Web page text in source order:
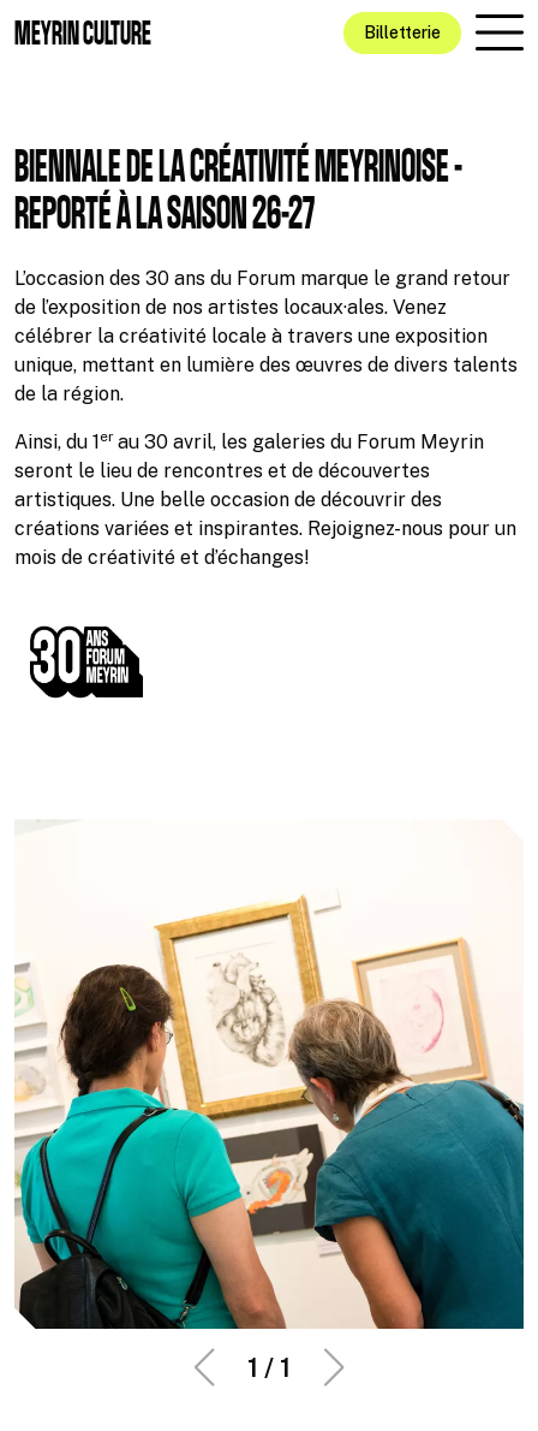
MEYRIN CULTURE Billetterie
BIENNALE DE LA CRÉATIVITÉ MEYRINOISE -
REPORTÉ À LA SAISON 26-27
L’occasion des 30 ans du Forum marque le grand retour
de l’exposition de nos artistes locaux·ales. Venez
célébrer la créativité locale à travers une exposition
unique, mettant en lumière des œuvres de divers talents
de la région.
Ainsi, du 1er au 30 avril, les galeries du Forum Meyrin
seront le lieu de rencontres et de découvertes
artistiques. Une belle occasion de découvrir des
créations variées et inspirantes. Rejoignez-nous pour un
mois de créativité et d’échanges!
1 / 1